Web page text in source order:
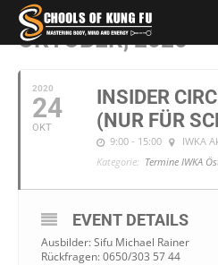
OKTOBER, 2020
2020
24
OKT
INSIDER
(NUR FÜR
9:00 - 15:00
IWKA
Kategorie: Termine IWKA
EVENT DETAILS
Ausbilder: Sifu Michael Rainer
Rückfragen: 0650/303 57 44